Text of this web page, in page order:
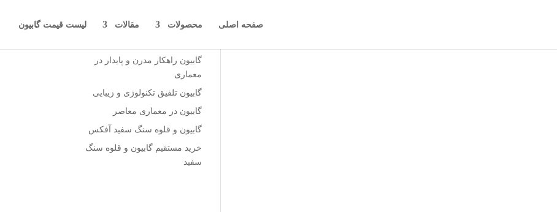
صفحه اصلی محصولات مقالات لیست قیمت گابیون
گابیون راهکار مدرن و پایدار در
معماری
گابیون تلفیق تکنولوژی و زیبایی
گابیون در معماری معاصر
گابیون و قلوه سنگ سفید آفکس
خرید مستقیم گابیون و قلوه سنگ
سفید